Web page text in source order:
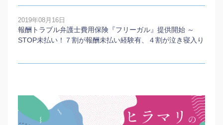
2019年08月16日
報酬トラブル弁護士費用保険『フリーガル』提供開始 ～
STOP未払い！７割が報酬未払い経験有、４割が泣き寝入り